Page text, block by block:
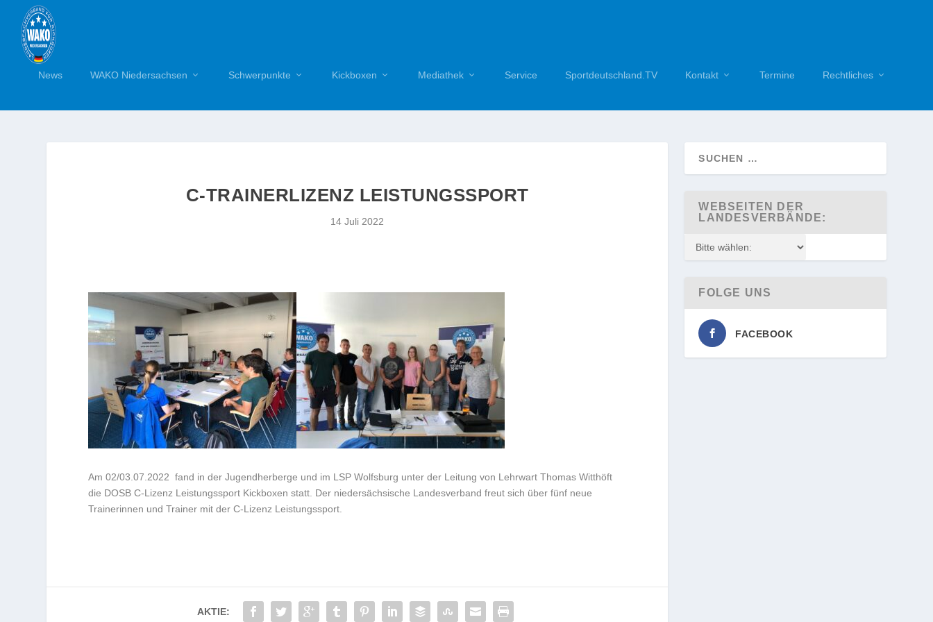
News WAKO Niedersachsen Schwerpunkte Kickboxen Mediathek Service Sportdeutschland.TV Kontakt Termine Rechtliches
C-TRAINERLIZENZ LEISTUNGSSPORT
14 Juli 2022
Am 02/03.07.2022 fand in der Jugendherberge und im LSP Wolfsburg unter der Leitung von Lehrwart Thomas Witthöft
die DOSB C-Lizenz Leistungssport Kickboxen statt. Der niedersächsische Landesverband freut sich über fünf neue
Trainerinnen und Trainer mit der C-Lizenz Leistungssport.
AKTIE:
WEBSEITEN DER
LANDESVERBÄNDE:
FOLGE UNS
FACEBOOK